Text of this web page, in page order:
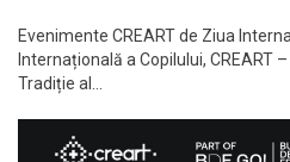
Evenimente CREART de Ziua
Internațională a Copilului, CREART
Tradiție al...